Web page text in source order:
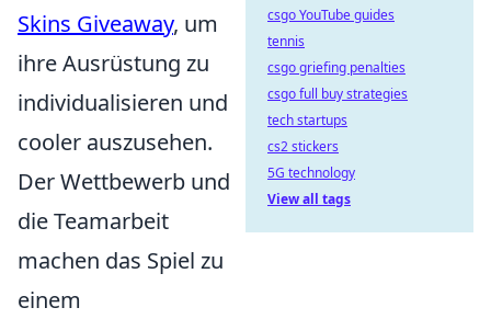
Skins Giveaway, um
ihre Ausrüstung zu
individualisieren und
cooler auszusehen.
Der Wettbewerb und
die Teamarbeit
machen das Spiel zu
einem
csgo YouTube guides
tennis
csgo griefing penalties
csgo full buy strategies
tech startups
cs2 stickers
5G technology
View all tags